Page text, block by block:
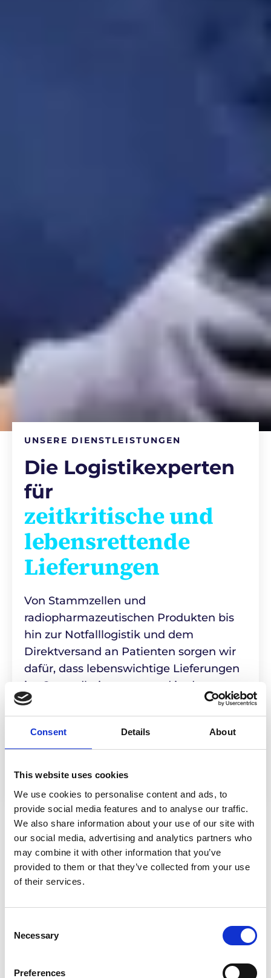
Consent Details About
This website uses cookies
We use cookies to personalise content and ads, to
provide social media features and to analyse our traffic.
We also share information about your use of our site with
our social media, advertising and analytics partners who
may combine it with other information that you’ve
provided to them or that they’ve collected from your use
of their services.
Selection
Necessary
Preferences
UNSERE DIENSTLEISTUNGEN
Die Logistikexperten
für
zeitkritische und
lebensrettende
Lieferungen
Von Stammzellen und
radiopharmazeutischen Produkten bis
hin zur Notfalllogistik und dem
Direktversand an Patienten sorgen wir
dafür, dass lebenswichtige Lieferungen
im Gesundheitswesen und in den
Biowissenschaften sicher und pünktlich
ankommen. Jedes Mal.
Startseite
Wir liefern Logistics for
Life.
So wie die Dringlichkeit zeitkritischer
Gesundheitsbranche weiter zunimmt,